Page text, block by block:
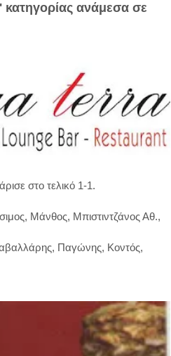
κατηγορίας ανάμεσα σε
στο τελικό 1-1.
Μάνθος, Μπιστιντζάνος Αθ.,
Παγώνης, Κοντός,